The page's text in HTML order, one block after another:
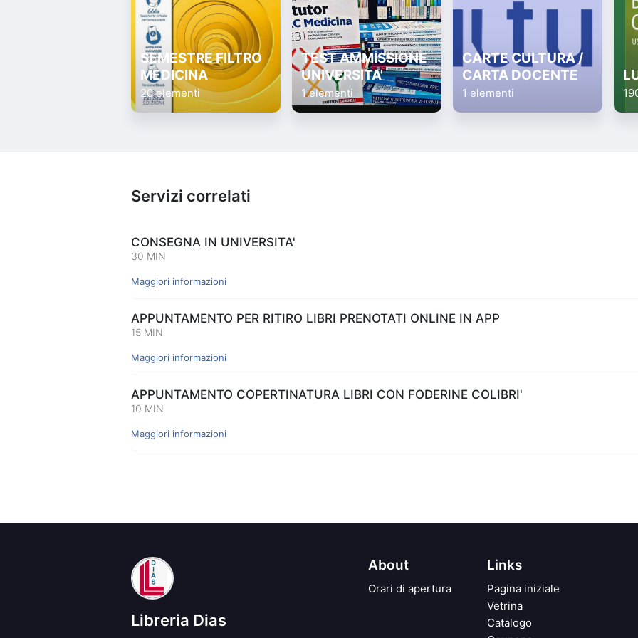
SEMESTRE FILTRO
MEDICINA
20 elementi
TEST AMMISSIONE
UNIVERSITA'
1 elementi
CARTE CULTURA /
CARTA DOCENTE
1 elementi
Servizi correlati
CONSEGNA IN UNIVERSITA'
30 MIN
Maggiori informazioni
APPUNTAMENTO PER RITIRO LIBRI PRENOTATI ONLINE IN APP
15 MIN
Maggiori informazioni
APPUNTAMENTO COPERTINATURA LIBRI CON FODERINE COLIBRI'
10 MIN
Maggiori informazioni
Libreria Dias
About
Orari di apertura
Links
Pagina iniziale
Vetrina
Catalogo